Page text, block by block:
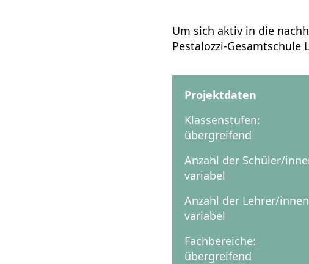
Um sich aktiv in die
Pestalozzi-Gesamtschule
Projektdaten
Klassenstufen:
übergreifend
Anzahl der Schüler/
variabel
Anzahl der Lehrer/
variabel
Fachbereiche:
übergreifend